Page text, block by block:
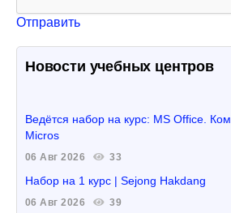
Отправить
Новости учебных центров
Ведётся набор на курс: MS Office.
Micros
06 Авг 2026 33
Набор на 1 курс | Sejong Hakdang
06 Авг 2026 39